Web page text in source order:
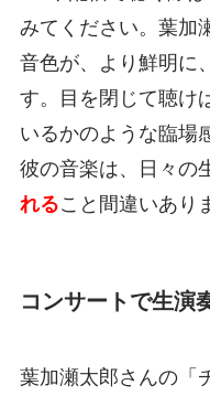
みてください。葉加
音色が、より鮮明に
す。目を閉じて聴け
いるかのような臨場
彼の音楽は、日々の
れること間違いあり
コンサートで生演
葉加瀬太郎さんの「